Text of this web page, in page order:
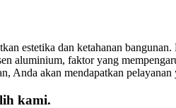
estetika dan ketahanan
aluminium, faktor yang
Anda akan mendapatkan
kami.